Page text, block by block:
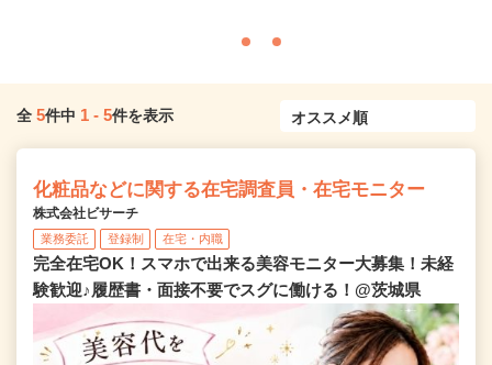
全 5件中 1 - 5件を表示
化粧品などに関する在宅調査員・在宅モニター
株式会社ビサーチ
業務委託 登録制 在宅・内職
完全在宅OK！スマホで出来る美容モニター大募集！未経
験歓迎♪履歴書・面接不要でスグに働ける！@茨城県